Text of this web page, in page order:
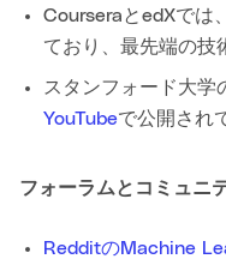
CourseraとedXでは
ており、最先端の技
スタンフォード大学
YouTubeで公開され
フォーラムとコミュニ
RedditのMachine